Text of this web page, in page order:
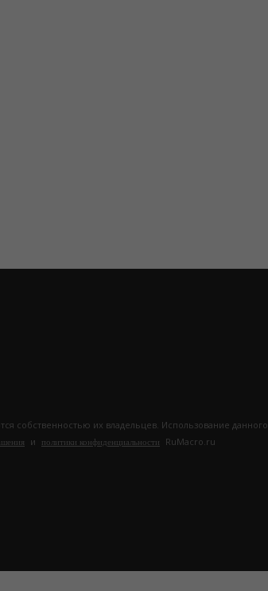
собственностью их владельцев. Использование данного
и политики конфиденциальности RuMacro.ru